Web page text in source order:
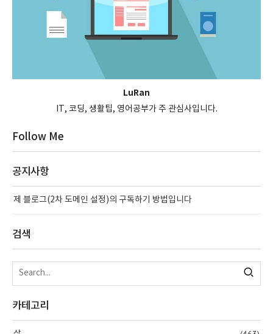
LuRan
IT, 코딩, 생활팁, 영어공부가 주 관심사입니다.
Follow Me
공지사항
제 블로그(2차 도메인 설정)의 구독하기 방법입니다
검색
카테고리